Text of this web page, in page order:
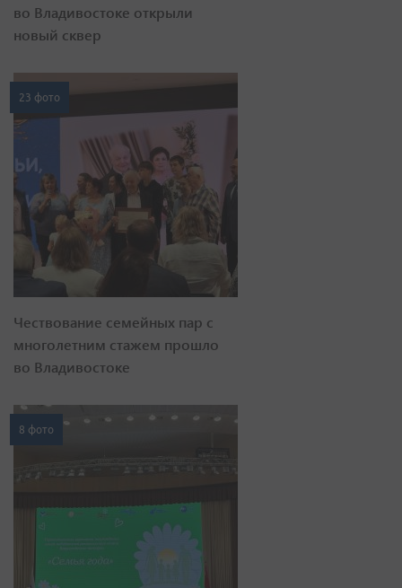
во Владивостоке открыли
новый сквер
23 фото
Чествование семейных пар с
многолетним стажем прошло
во Владивостоке
8 фото